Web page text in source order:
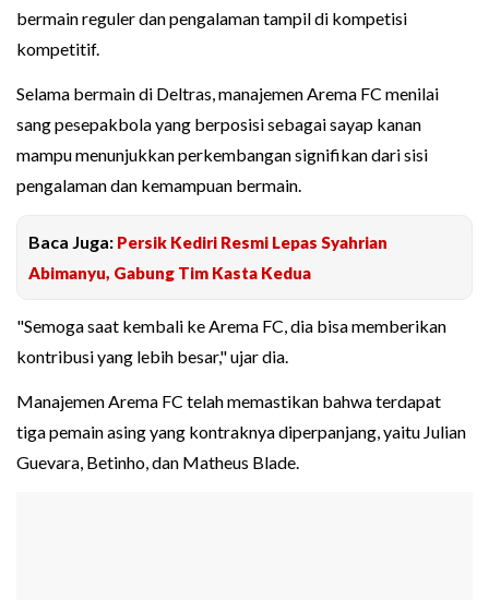
bermain reguler dan pengalaman tampil di kompetisi
kompetitif.
Selama bermain di Deltras, manajemen Arema FC menilai
sang pesepakbola yang berposisi sebagai sayap kanan
mampu menunjukkan perkembangan signifikan dari sisi
pengalaman dan kemampuan bermain.
Baca Juga: Persik Kediri Resmi Lepas Syahrian
Abimanyu, Gabung Tim Kasta Kedua
"Semoga saat kembali ke Arema FC, dia bisa memberikan
kontribusi yang lebih besar," ujar dia.
Manajemen Arema FC telah memastikan bahwa terdapat
tiga pemain asing yang kontraknya diperpanjang, yaitu Julian
Guevara, Betinho, dan Matheus Blade.